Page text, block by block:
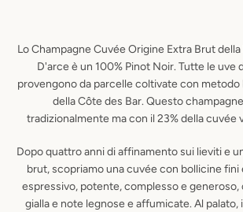
Lo Champagne Cuvée Origine Extra Brut
D'arce è un 100% Pinot Noir. Tutte le uve
provengono da parcelle coltivate con
della Côte des Bar. Questo
tradizionalmente ma con il 23% della cuvée
Dopo quattro anni di affinamento sui lieviti e
brut, scopriamo una cuvée con bollicine fini
espressivo, potente, complesso e
gialla e note legnose e affumicate. Al palato,